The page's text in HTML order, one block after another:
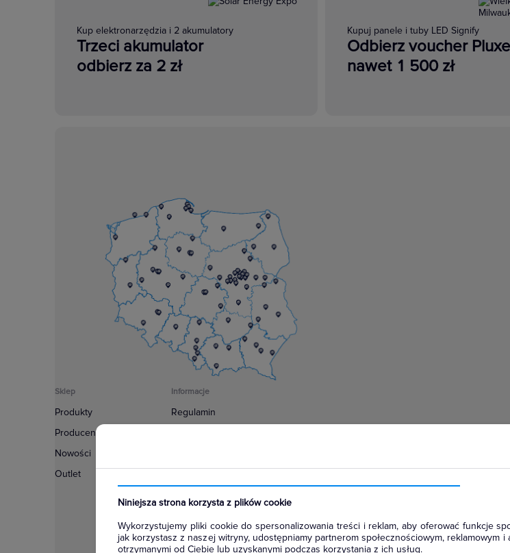
Niniejsza strona korzysta z plików cookie
Wykorzystujemy pliki cookie do spersonalizowania treści i reklam, aby oferować funkcje
jak korzystasz z naszej witryny, udostępniamy partnerom społecznościowym, reklamowym
otrzymanymi od Ciebie lub uzyskanymi podczas korzystania z ich usług.
Kup elektronarzędzia i 2 akumulatory
Trzeci akumulator
odbierz za 2 zł
Kupuj panele i tuby LED Signify
Odbierz voucher
nawet 1 500 zł
Sklep
Produkty
Producenci
Nowości
Outlet
Informacje
Regulamin
Konfiguratory